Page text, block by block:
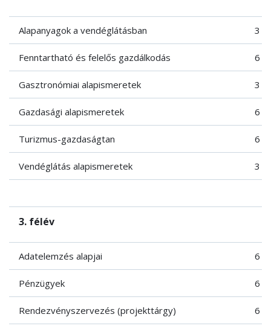
Alapanyagok a vendéglátásban 3
Fenntartható és felelős gazdálkodás 6
Gasztronómiai alapismeretek 3
Gazdasági alapismeretek 6
Turizmus-gazdaságtan 6
Vendéglátás alapismeretek 3
3. félév
Adatelemzés alapjai 6
Pénzügyek 6
Rendezvényszervezés (projekttárgy) 6